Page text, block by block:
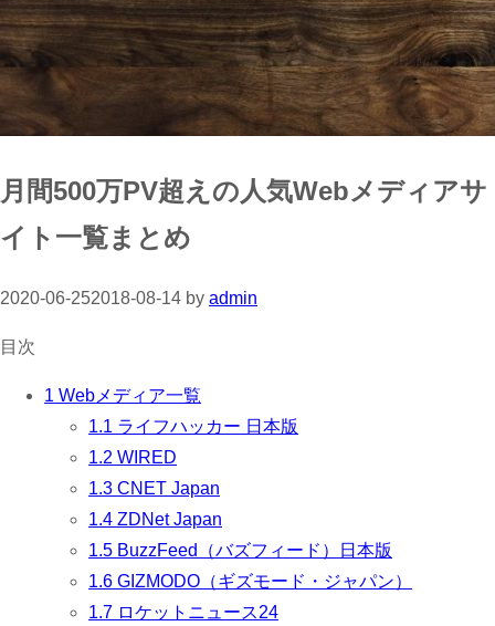
月間500万PV超えの人気Webメディアサ
イト一覧まとめ
2020-06-252018-08-14 by admin
目次
1 Webメディア一覧
1.1 ライフハッカー 日本版
1.2 WIRED
1.3 CNET Japan
1.4 ZDNet Japan
1.5 BuzzFeed（バズフィード）日本版
1.6 GIZMODO（ギズモード・ジャパン）
1.7 ロケットニュース24